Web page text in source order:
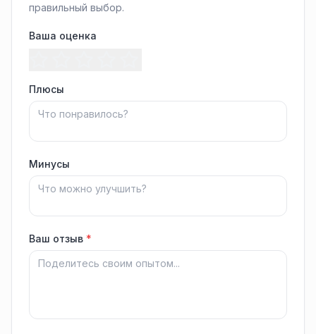
правильный выбор.
Ваша оценка
Плюсы
Минусы
Ваш отзыв *